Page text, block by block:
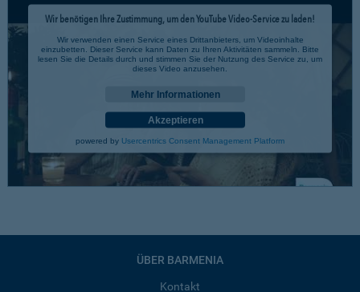
Wir benötigen Ihre Zustimmung, um den YouTube Video-Service zu laden!
Wir verwenden einen Service eines Drittanbieters, um Videoinhalte
einzubetten. Dieser Service kann Daten zu Ihren Aktivitäten sammeln. Bitte
lesen Sie die Details durch und stimmen Sie der Nutzung des Service zu, um
dieses Video anzusehen.
Mehr Informationen
Akzeptieren
powered by Usercentrics Consent Management Platform
ÜBER BARMENIA
Kontakt